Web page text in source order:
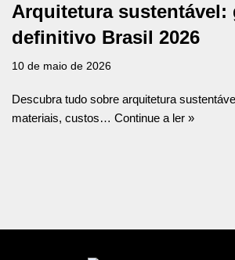
Arquitetura sustentável:
definitivo Brasil 2026
10 de maio de 2026
Descubra tudo sobre arquitetura
materiais, custos… Continue a ler »